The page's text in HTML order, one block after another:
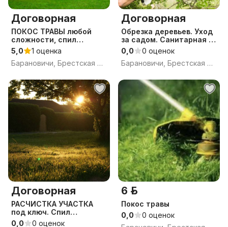
Договорная
ПОКОС ТРАВЫ любой
сложности, спил
деревьев, РАСЧИСТКА
УЧАСТКА
5,0
1 оценка
Барановичи, Брестская обл.
Договорная
Обрезка деревьев. Уход
за садом. Санитарная и
аварийная обрезка
деревьев.
0,0
0 оценок
Барановичи, Брестская обл.
Договорная
РАСЧИСТКА УЧАСТКА
под ключ. Спил
деревьев, покос травы,
0,0
0 оценок
6 р.
Покос травы
0,0
0 оценок